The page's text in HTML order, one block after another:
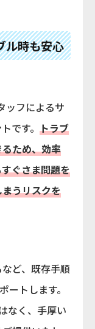
ル時も安心
ッフによるサ
です。トラブ
ため、効率
ぐさま問題を
うリスクを
ど、既存手順
トします。
なく、手厚い